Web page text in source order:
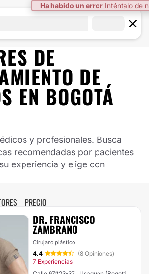
DE
DE
EN BOGOTÁ
y profesionales. Busca
recomendadas por pacientes
experiencia y elige con
PRECIO
DR. FRANCISCO
ZAMBRANO
Cirujano plástico
4.4 (8 Opiniones)·
7 Experiencias